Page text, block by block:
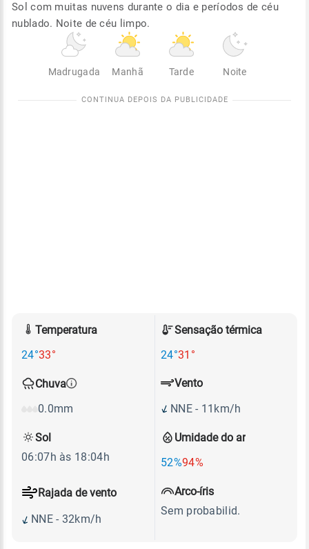
Sol com muitas nuvens durante o dia e períodos de céu
nublado. Noite de céu limpo.
Madrugada Manhã Tarde Noite
Temperatura
24°33°
Sensação térmica
24°31°
Chuva
0.0mm
Umidade do ar
52%94%
Vento
NNE - 11km/h
Rajada de vento
NNE - 32km/h
Sol
06:07h às 18:04h
Arco-íris
Sem probabilid.